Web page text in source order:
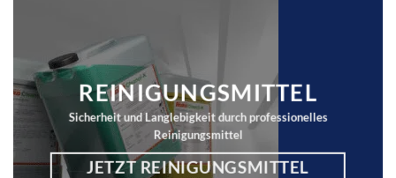
REINIGUNGSMITTEL
Sicherheit und Langlebigkeit durch professionelles
Reinigungsmittel
JETZT REINIGUNGSMITTEL